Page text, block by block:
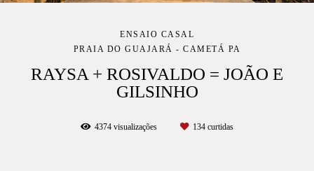
ENSAIO CASAL
PRAIA DO GUAJARÁ - CAMETÁ PA
RAYSA + ROSIVALDO = JOÃO E
GILSINHO
4374 visualizações 134 curtidas